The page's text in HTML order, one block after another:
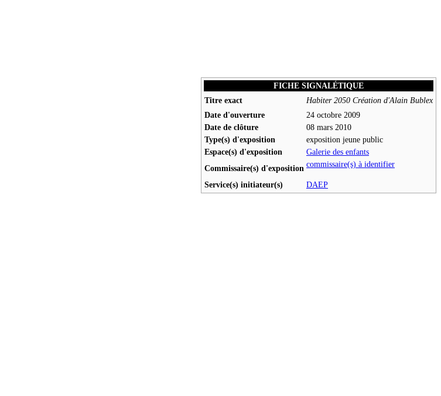
FICHE SIGNALÉTIQUE
Titre exact
Habiter 2050 Création d'Alain Bublex
Date d'ouverture
24 octobre 2009
Date de clôture
08 mars 2010
Type(s) d'exposition
exposition jeune public
Espace(s) d'exposition
Galerie des enfants
Commissaire(s) d'exposition commissaire(s) à identifier
Service(s) initiateur(s) DAEP